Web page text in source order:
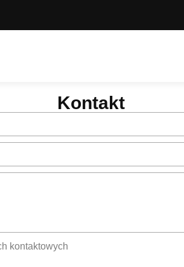
Kontakt
kontaktowych